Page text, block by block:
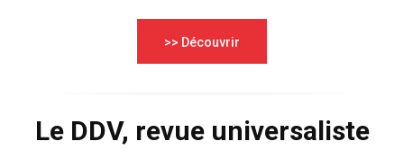
>> Découvrir
Le DDV, revue universaliste